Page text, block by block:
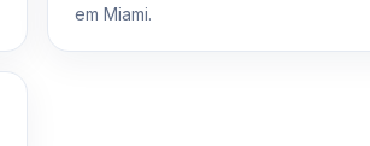
em Miami.